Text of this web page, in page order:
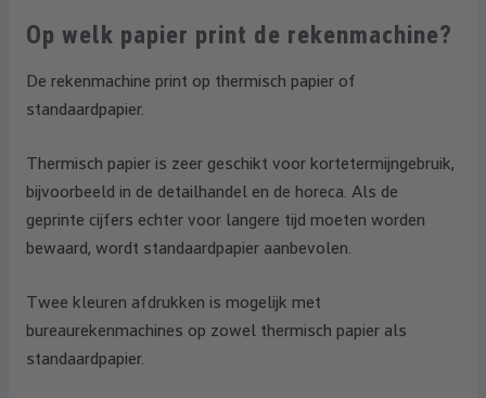
Op welk papier print de rekenmachine?
De rekenmachine print op thermisch papier of
standaardpapier.
Thermisch papier is zeer geschikt voor kortetermijngebruik,
bijvoorbeeld in de detailhandel en de horeca. Als de
geprinte cijfers echter voor langere tijd moeten worden
bewaard, wordt standaardpapier aanbevolen.
Twee kleuren afdrukken is mogelijk met
bureaurekenmachines op zowel thermisch papier als
standaardpapier.